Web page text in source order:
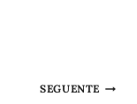
SEGUENTE